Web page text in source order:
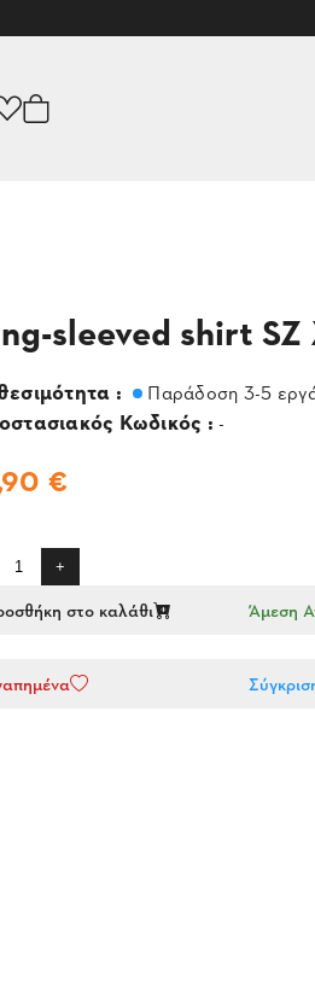
sleeved shirt SZ
: Παράδοση 3-5
Κωδικός : -
€
+
στο καλάθι Άμεση